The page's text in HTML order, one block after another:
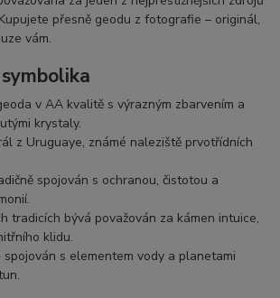
přesně geodu z fotografie – originál,
vám.
v AA kvalitě s výrazným zbarvením a
krystaly.
z Uruguaye, známé naleziště prvotřídních
spojován s ochranou, čistotou a
tradicích bývá považován za kámen intuice,
klidu.
spojován s elementem vody a planetami